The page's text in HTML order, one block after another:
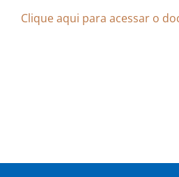
Clique aqui para acessar o